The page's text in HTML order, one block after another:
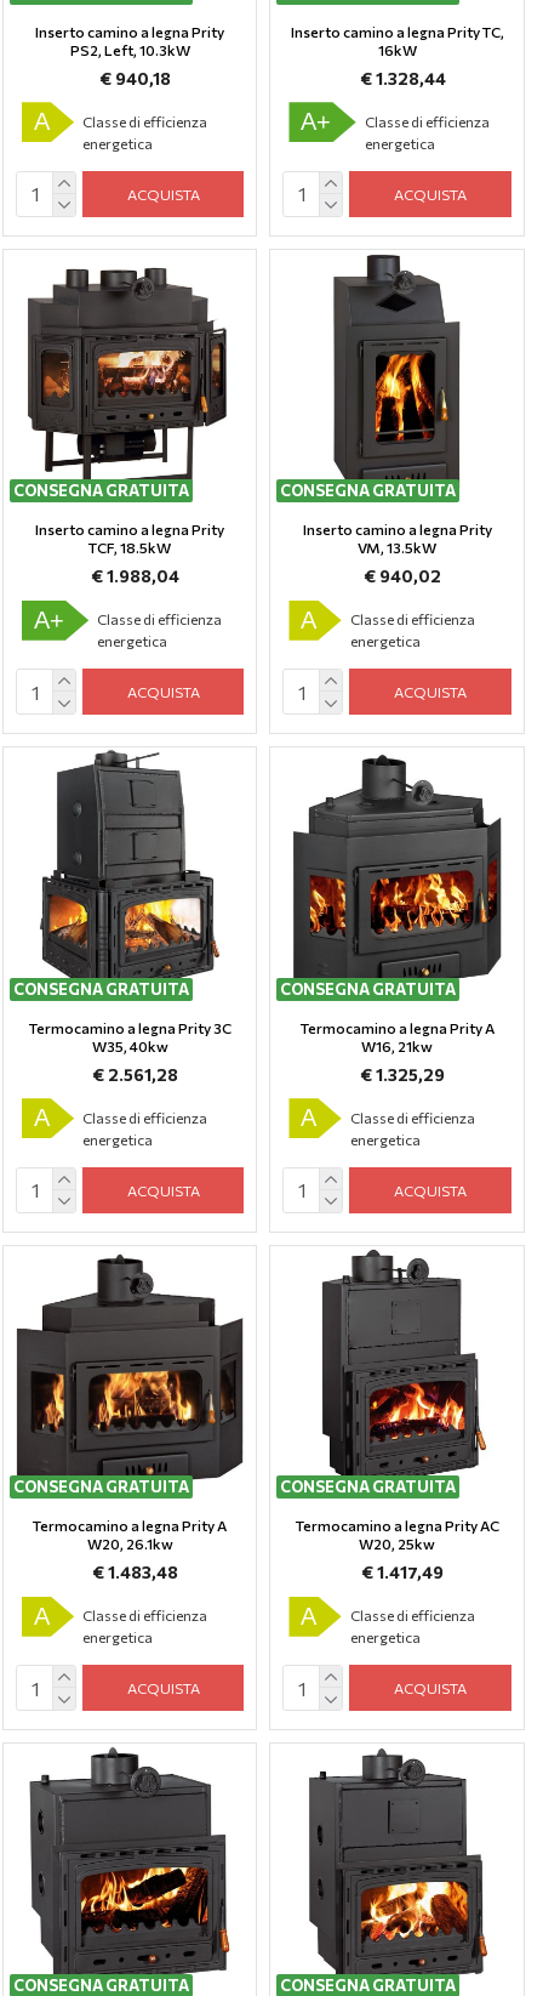
Inserto camino a legna Prity
PS2, Left, 10.3kW
€ 940,18
A
Classe di efficienza
energetica
ACQUISTA
Inserto camino a legna Prity TC,
16kW
€ 1.328,44
A+
Classe di efficienza
energetica
ACQUISTA
CONSEGNA GRATUITA
Inserto camino a legna Prity
TCF, 18.5kW
€ 1.988,04
A+
Classe di efficienza
energetica
ACQUISTA
CONSEGNA GRATUITA
Inserto camino a legna Prity
VM, 13.5kW
€ 940,02
A
Classe di efficienza
energetica
ACQUISTA
CONSEGNA GRATUITA
Termocamino a legna Prity 3C
W35, 40kw
€ 2.561,28
A
Classe di efficienza
energetica
ACQUISTA
CONSEGNA GRATUITA
Termocamino a legna Prity A
W16, 21kw
€ 1.325,29
A
Classe di efficienza
energetica
ACQUISTA
CONSEGNA GRATUITA
Termocamino a legna Prity A
W20, 26.1kw
€ 1.483,48
A
Classe di efficienza
energetica
ACQUISTA
CONSEGNA GRATUITA
Termocamino a legna Prity AC
W20, 25kw
€ 1.417,49
A
Classe di efficienza
energetica
ACQUISTA
CONSEGNA GRATUITA CONSEGNA GRATUITA